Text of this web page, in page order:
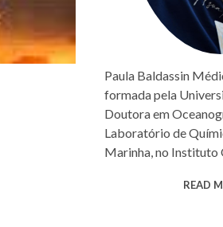
Paula Baldassin
formada pela
Doutora em
Laboratório de
Marinha, no Instituto
READ